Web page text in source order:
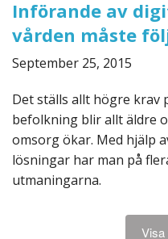
Införande av
vården måste
September 25, 2015
Det ställs allt högre krav
befolkning blir allt äldre
omsorg ökar. Med hjälp
lösningar har man på
utmaningarna.
Visa